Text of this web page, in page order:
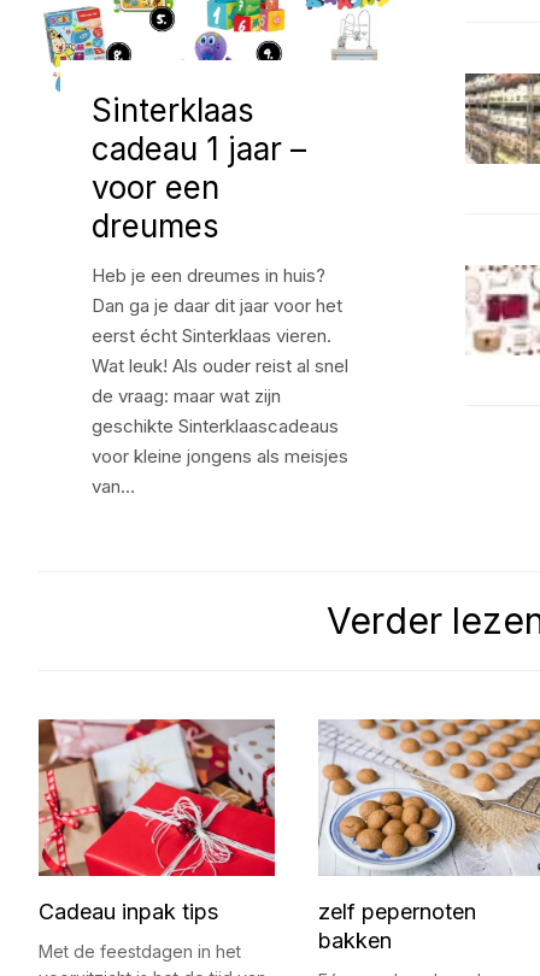
Sinterklaas
cadeau 1 jaar –
voor een
dreumes
Heb je een dreumes in huis?
Dan ga je daar dit jaar voor het
eerst écht Sinterklaas vieren.
Wat leuk! Als ouder reist al snel
de vraag: maar wat zijn
geschikte Sinterklaascadeaus
voor kleine jongens als meisjes
van…
Verder
Cadeau inpak tips
Met de feestdagen in het
zelf pepernoten
bakken